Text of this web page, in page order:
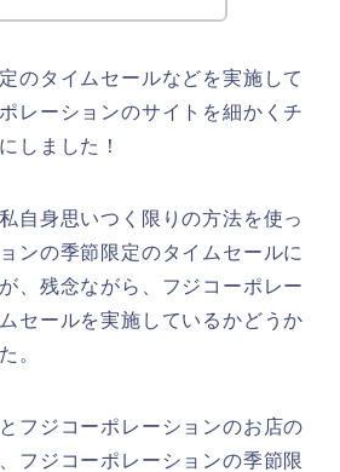
のタイムセールなどを実施して
レーションのサイトを細かくチ
しました！
自身思いつく限りの方法を使っ
ンの季節限定のタイムセールに
、残念ながら、フジコーポレー
セールを実施しているかどうか
。
フジコーポレーションのお店の
フジコーポレーションの季節限